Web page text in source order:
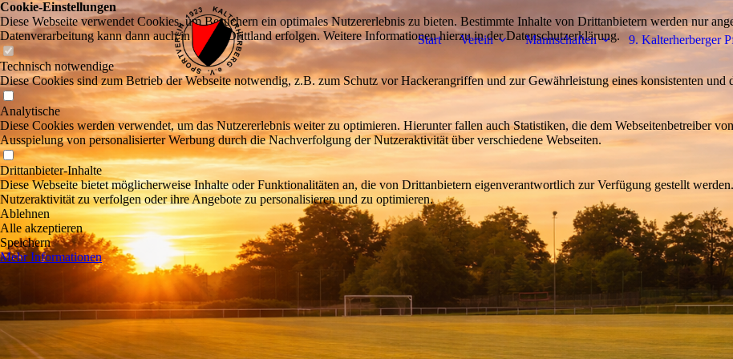
Start Verein Mannschaften 9. Kalterherberger
Cookie-Einstellungen
Diese Webseite verwendet Cookies, um Besuchern ein optimales Nutzererlebnis zu bieten. Bestimmte Inhalte von Drittanbietern werden nur
Datenverarbeitung kann dann auch in einem Drittland erfolgen. Weitere Informationen hierzu in der Datenschutzerklärung.
Technisch notwendige
Diese Cookies sind zum Betrieb der Webseite notwendig, z.B. zum Schutz vor Hackerangriffen und zur Gewährleistung eines konsistenten und
Analytische
Diese Cookies werden verwendet, um das Nutzererlebnis weiter zu optimieren. Hierunter fallen auch Statistiken, die dem Webseitenbetreiber
Ausspielung von personalisierter Werbung durch die Nachverfolgung der Nutzeraktivität über verschiedene Webseiten.
Drittanbieter-Inhalte
Diese Webseite bietet möglicherweise Inhalte oder Funktionalitäten an, die von Drittanbietern eigenverantwortlich zur Verfügung gestellt
Nutzeraktivität zu verfolgen oder ihre Angebote zu personalisieren und zu optimieren.
Ablehnen
Alle akzeptieren
Speichern
Mehr Informationen